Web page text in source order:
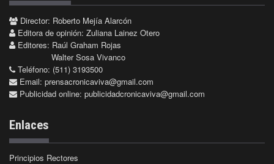
Director: Roberto Mejía Alarcón
Editora de opinión: Zuliana Lainez Otero
Editores: Raúl Graham Rojas
Walter Sosa Vivanco
Teléfono: (511) 3193500
Email: prensacronicaviva@gmail.com
Publicidad online: publicidadcronicaviva@gmail.com
Enlaces
Principios Rectores